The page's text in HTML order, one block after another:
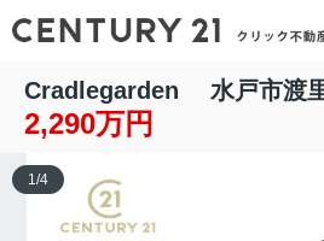
Cradlegarden 水戸市
2,290万円
1/4